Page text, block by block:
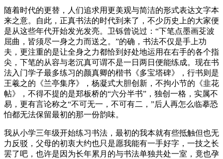
随着时代的更替，人们追求用更美观与简洁的形式表达文字本
来之意。自此，正真书法的时代到来了，不少历史上的大家便
是从这些年代开始发光发亮。卫铄曾说过：“下笔点墨画芟波
屈曲，皆须尽一身之力而送之。”的确，书法不仅是手上功
夫，更注重的是让全身之力都恰到好处地运用在右手的各个指
尖，下笔的从容与老沉真可谓不是一日两日便能练成。现在书
法入门学子最多练习的颜真卿的楷书《多宝塔碑》，行书则是
王羲之的《兰亭集序》，杨凝式大胆创新，不拘小节的《韭花
帖》，不得不提的是郑板桥的“六分半书”，独创一格，实属不
易，更有言论称之“不可无一，不可有二，”后人再怎么临摹恐
怕都无法保留最初的那一份韵味。
我从小学三年级开始练习书法，最初的我本就有些抵触但也无
力反驳，父母的初衷大约也只是愿我能有一手好字，一技之长
罢了吧，也许是因为长年累月的与书法单独共处一室，竟也孕